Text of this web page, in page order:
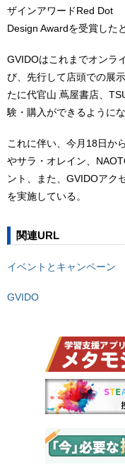
ザインアワードRed Dot
Design Awardを受賞した
GVIDOはこれまでオンラ
び、先行して店頭での展
たに代官山 蔦屋書店、
験・購入ができるようにな
これに伴い、今月18日か
やサラ・オレイン、
ント、また、GVIDOアク
を実施している。
関連URL
イベントとキャンペーン
GVIDO